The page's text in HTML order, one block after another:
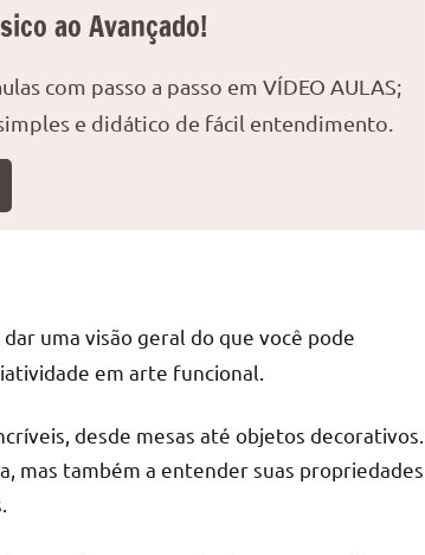
ao Avançado!
com passo a passo em VÍDEO AULAS;
e didático de fácil entendimento.
uma visão geral do que você pode
em arte funcional.
desde mesas até objetos decorativos.
mas também a entender suas propriedades